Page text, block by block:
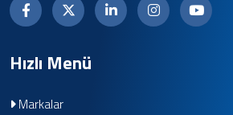
Hızlı Menü
Markalar